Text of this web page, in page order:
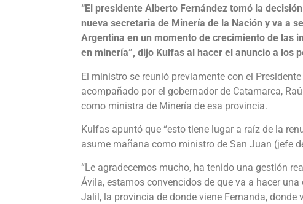
“El presidente Alberto Fernández tomó la
nueva secretaria de Minería de la Nación y va a
Argentina en un momento de crecimiento de las
en minería”, dijo Kulfas al hacer el anuncio a los
El ministro se reunió previamente con el
acompañado por el gobernador de Catamarca,
como ministra de Minería de esa provincia.
Kulfas apuntó que “esto tiene lugar a raíz de la
asume mañana como ministro de San Juan (jefe
“Le agradecemos mucho, ha tenido una gestión
Ávila, estamos convencidos de que va a hacer
Jalil, la provincia de donde viene Fernanda, donde